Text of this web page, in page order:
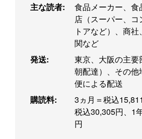
主な読者:
食品メーカー、食
店（スーパー、
トアなど）、商
関など
発送:
東京、大阪の主要
朝配達）、その
便による配送
購読料:
3ヵ月＝税込
税込30,305円、1
円